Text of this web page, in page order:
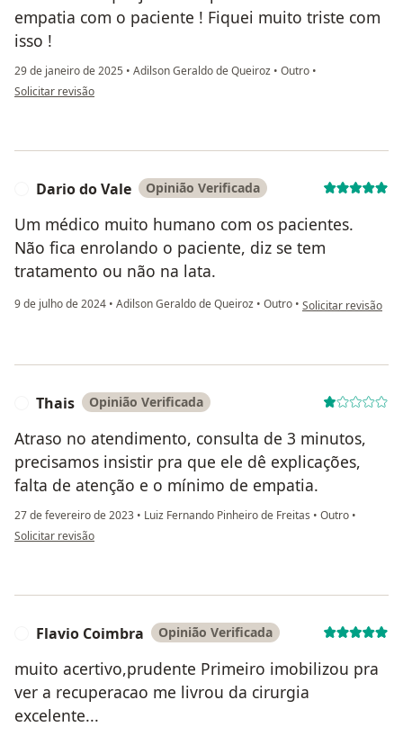
empatia com o paciente ! Fiquei muito triste com
isso !
29 de janeiro de 2025 • Adilson Geraldo de Queiroz • Outro •
na opinião do utilizador Cleonice Hoffmann
Solicitar revisão
Dario do Vale Opinião Verificada
Um médico muito humano com os pacientes.
Não fica enrolando o paciente, diz se tem
tratamento ou não na lata.
9 de julho de 2024 • Adilson Geraldo de Queiroz • Outro • na opinião do
Solicitar revisão
Thais Opinião Verificada
Atraso no atendimento, consulta de 3 minutos,
precisamos insistir pra que ele dê explicações,
falta de atenção e o mínimo de empatia.
27 de fevereiro de 2023 • Luiz Fernando Pinheiro de Freitas • Outro •
na opinião do utilizador Thais
Solicitar revisão
Flavio Coimbra Opinião Verificada
muito acertivo,prudente Primeiro imobilizou pra
ver a recuperacao me livrou da cirurgia
excelente...